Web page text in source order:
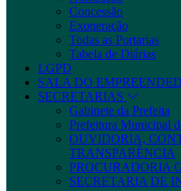
Concessão
Exoneração
Todas as Portarias
Tabela de Diárias
LGPD
SALA DO
SECRETARIAS
Gabinete da Prefeita
Prefeitura Municipal
OUVIDORIA,
TRANSPARÊNCIA
PROCURADORIA
SECRETARIA DE